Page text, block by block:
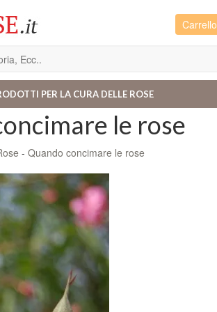
Carrello
PER LA CURA DELLE ROSE
le rose
- Quando concimare le rose